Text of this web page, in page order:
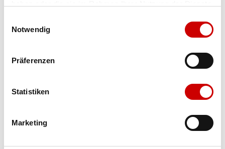
Notwendig
Präferenzen
Statistiken
Marketing
Verfügbarkeit:
IN DEN WARENKORB
Bis 17:00 Uhr bestellen: morgen geliefert - ab CHF 50.00